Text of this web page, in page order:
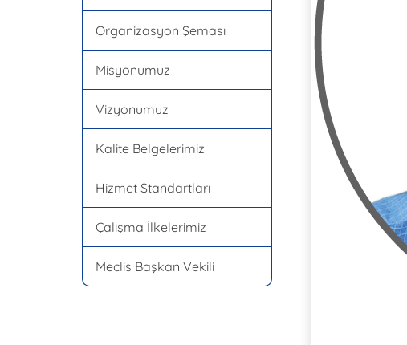
Organizasyon Şeması
Misyonumuz
Vizyonumuz
Kalite Belgelerimiz
Hizmet Standartları
Çalışma İlkelerimiz
Meclis Başkan Vekili